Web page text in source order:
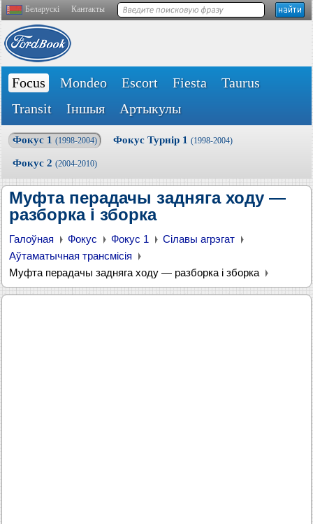
Беларускі Кантакты
Focus Mondeo Escort Fiesta
Taurus
Transit
Іншыя Артыкулы
Фокус 1 (1998-2004) Фокус Турнір 1 (1998-2004)
Фокус 2 (2004-2010)
Муфта перадачы задняга ходу —
разборка і зборка
Галоўная Фокус Фокус 1
Сілавы агрэгат
Аўтаматычная трансмісія
Муфта перадачы задняга ходу — разборка і зборка